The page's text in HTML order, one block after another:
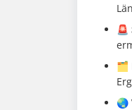
🚨
🗂️
🌏